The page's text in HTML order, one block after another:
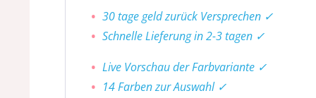
30 tage geld zurück Versprechen ✓
Schnelle Lieferung in 2-3 tagen ✓
Live Vorschau der Farbvariante ✓
14 Farben zur Auswahl ✓